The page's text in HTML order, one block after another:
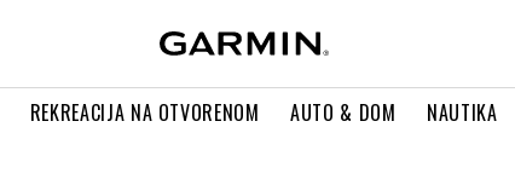
REKREACIJA NA OTVORENOM AUTO & DOM NAUTIKA